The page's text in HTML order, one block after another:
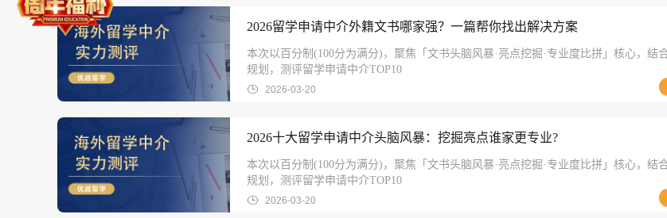
2026留学申请中介外籍文书哪家强？一篇帮你找出解决方案
本次以百分制(100分为满分)，聚焦「文书头脑风暴·亮点挖掘·专业度比拼」核心，结
规划，测评留学申请中介TOP10
2026-03-20
2026十大留学申请中介头脑风暴：挖掘亮点谁家更专业?
本次以百分制(100分为满分)，聚焦「文书头脑风暴·亮点挖掘·专业度比拼」核心，结
规划，测评留学申请中介TOP10
2026-03-20